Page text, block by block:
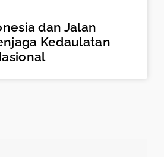
dan Jalan
Kedaulatan